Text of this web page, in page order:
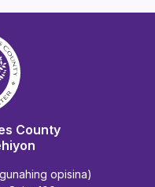
County
opisina)